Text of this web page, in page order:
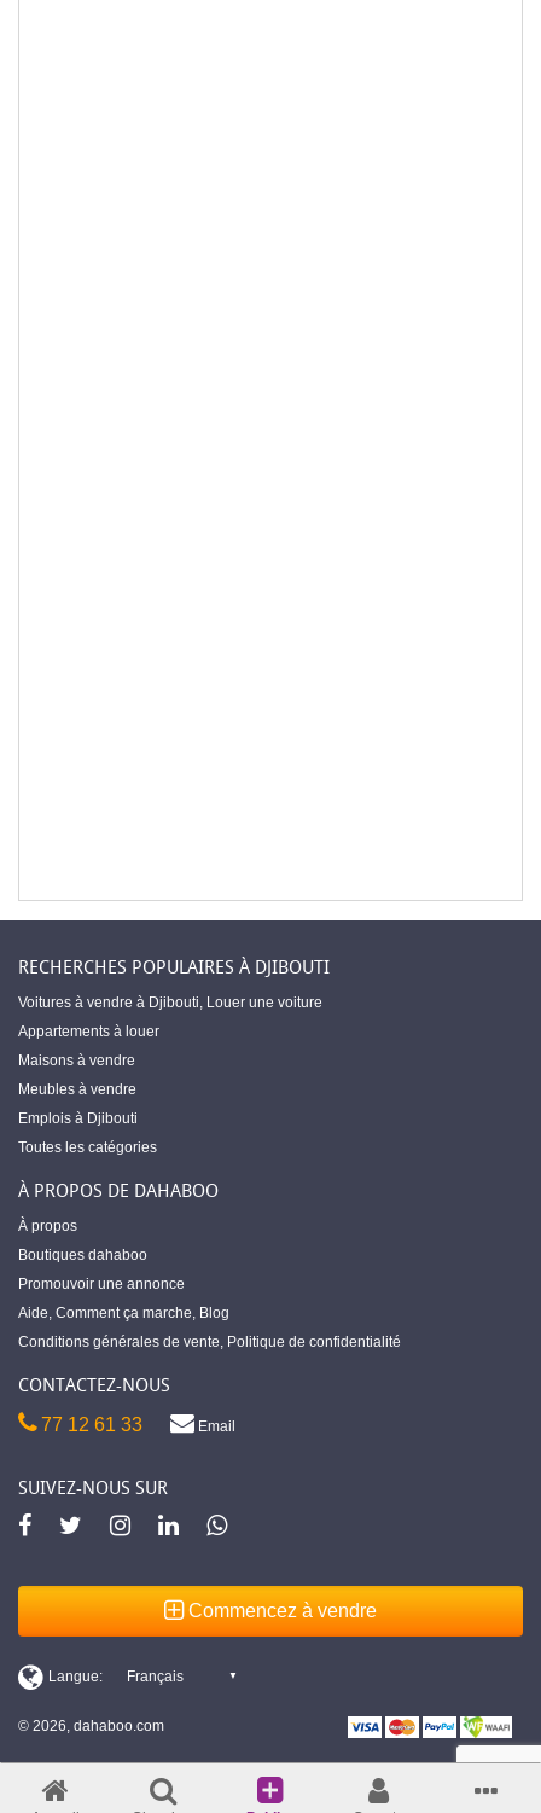
RECHERCHES POPULAIRES À DJIBOUTI
Voitures à vendre à Djibouti, Louer une voiture
Appartements à louer
Maisons à vendre
Meubles à vendre
Emplois à Djibouti
Toutes les catégories
À PROPOS DE DAHABOO
À propos
Boutiques dahaboo
Promouvoir une annonce
Aide, Comment ça marche, Blog
Conditions générales de vente, Politique de confidentialité
CONTACTEZ-NOUS
77 12 61 33 Email
SUIVEZ-NOUS SUR
Commencez à vendre
© 2026, dahaboo.com